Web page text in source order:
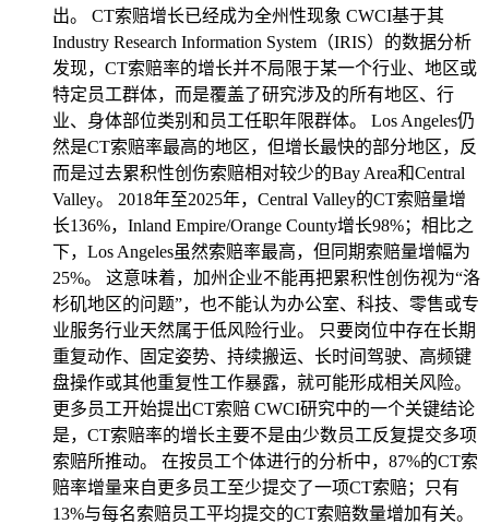
出。 CT索赔增长已经成为全州性现象 CWCI基于其
Industry Research Information System（IRIS）的数据分析
发现，CT索赔率的增长并不局限于某一个行业、地区或
特定员工群体，而是覆盖了研究涉及的所有地区、行
业、身体部位类别和员工任职年限群体。 Los Angeles仍
然是CT索赔率最高的地区，但增长最快的部分地区，反
而是过去累积性创伤索赔相对较少的Bay Area和Central
Valley。 2018年至2025年，Central Valley的CT索赔量增
长136%，Inland Empire/Orange County增长98%；相比之
下，Los Angeles虽然索赔率最高，但同期索赔量增幅为
25%。 这意味着，加州企业不能再把累积性创伤视为“洛
杉矶地区的问题”，也不能认为办公室、科技、零售或专
业服务行业天然属于低风险行业。 只要岗位中存在长期
重复动作、固定姿势、持续搬运、长时间驾驶、高频键
盘操作或其他重复性工作暴露，就可能形成相关风险。
更多员工开始提出CT索赔 CWCI研究中的一个关键结论
是，CT索赔率的增长主要不是由少数员工反复提交多项
索赔所推动。 在按员工个体进行的分析中，87%的CT索
赔率增量来自更多员工至少提交了一项CT索赔；只有
13%与每名索赔员工平均提交的CT索赔数量增加有关。